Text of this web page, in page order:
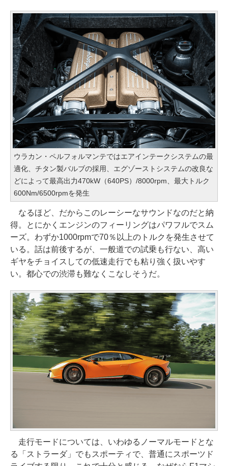
ウラカン・ペルフォルマンテではエアインテークシステムの最
適化、チタン製バルブの採用、エグゾーストシステムの改良な
どによって最高出力470kW（640PS）/8000rpm、最大トルク
600Nm/6500rpmを発生
なるほど、だからこのレーシーなサウンドなのだと納
得。とにかくエンジンのフィーリングはパワフルでスム
ーズ。わずか1000rpmで70％以上のトルクを発生させて
いる。話は前後するが、一般道での試乗も行ない、高い
ギヤをチョイスしての低速走行でも粘り強く扱いやす
い。都心での渋滞も難なくこなしそうだ。
走行モードについては、いわゆるノーマルモードとな
る「ストラーダ」でもスポーティで、普通にスポーツド